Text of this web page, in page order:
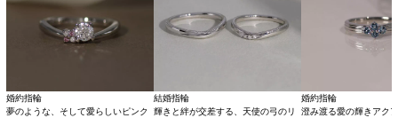
婚約指輪
夢のような、そして愛らしいピンク
結婚指輪
輝きと絆が交差する、天使の弓のリ
婚約指輪
澄み渡る愛の輝きアク